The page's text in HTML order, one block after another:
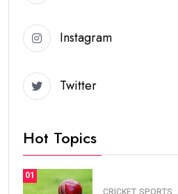
Instagram
Twitter
Hot Topics
01
CRICKET SPORTS